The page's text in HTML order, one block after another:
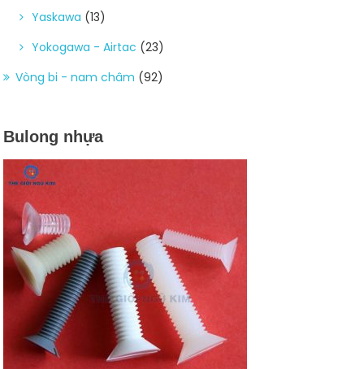
Yaskawa (13)
Yokogawa - Airtac (23)
Vòng bi - nam châm (92)
Bulong nhựa